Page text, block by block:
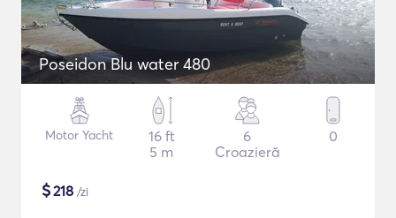
Poseidon Blu water 480
Motor Yacht
16 ft
5 m
6
Croazieră
0
$218 /zi